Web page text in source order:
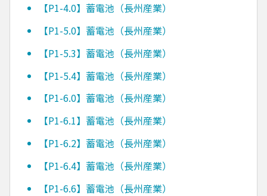
【P1-4.0】蓄電池（長州産業）
【P1-5.0】蓄電池（長州産業）
【P1-5.3】蓄電池（長州産業）
【P1-5.4】蓄電池（長州産業）
【P1-6.0】蓄電池（長州産業）
【P1-6.1】蓄電池（長州産業）
【P1-6.2】蓄電池（長州産業）
【P1-6.4】蓄電池（長州産業）
【P1-6.6】蓄電池（長州産業）